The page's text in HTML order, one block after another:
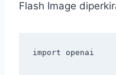
Flash Image
import openai